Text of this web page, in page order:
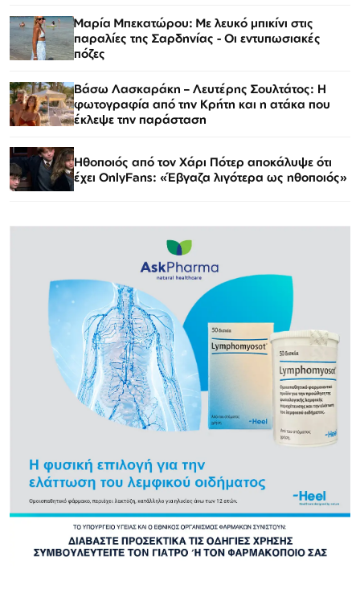
Μαρία Μπεκατώρου: Με λευκό μπικίνι στις
παραλίες της Σαρδηνίας - Οι εντυπωσιακές
πόζες
Βάσω Λασκαράκη – Λευτέρης Σουλτάτος: Η
φωτογραφία από την Κρήτη και η ατάκα που
έκλεψε την παράσταση
Ηθοποιός από τον Χάρι Πότερ αποκάλυψε ότι
έχει OnlyFans: «Έβγαζα λιγότερα ως ηθοποιός»